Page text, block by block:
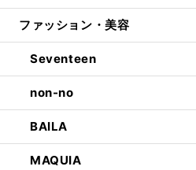
ファッション・美容
Seventeen
non-no
BAILA
MAQUIA